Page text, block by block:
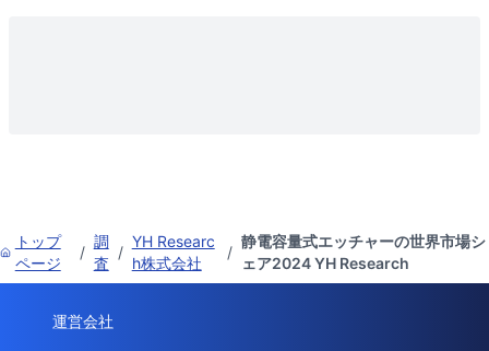
トップ
ページ
/
調
査
/
YH Researc
h株式会社
/
静電容量式エッチャーの世界市場シ
ェア2024 YH Research
運営会社